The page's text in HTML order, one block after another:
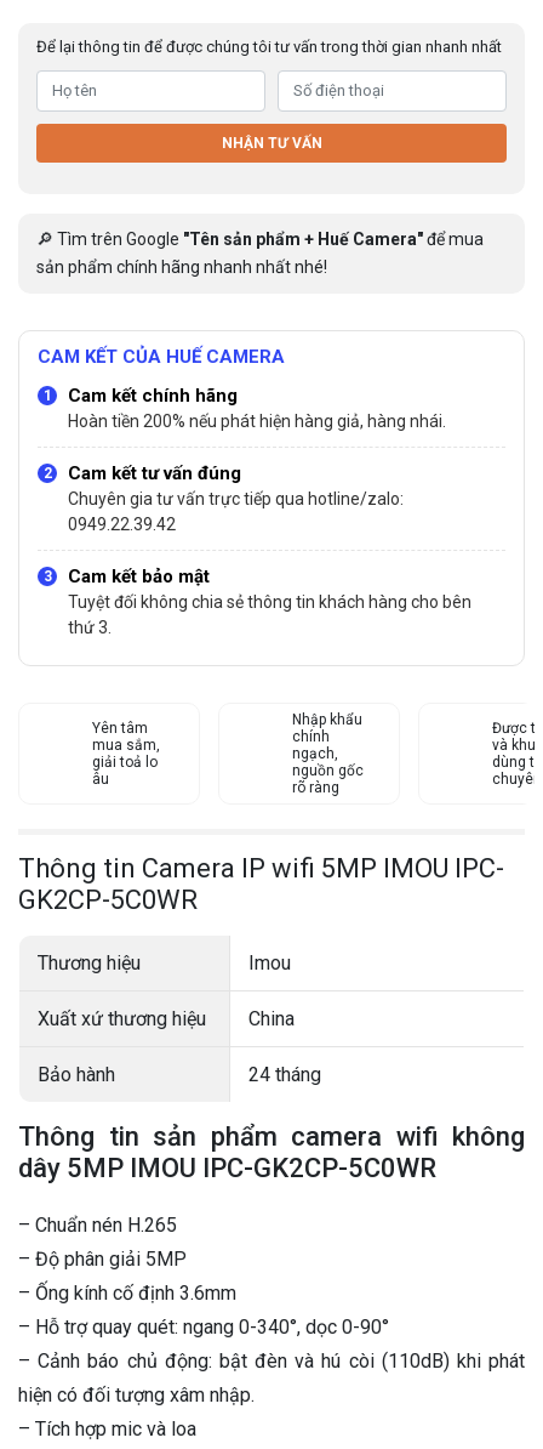
Để lại thông tin để được chúng tôi tư vấn trong thời gian nhanh nhất
NHẬN TƯ VẤN
🔎 Tìm trên Google "Tên sản phẩm + Huế Camera"để mua
sản phẩm chính hãng nhanh nhất nhé!
CAM KẾT CỦA HUẾ CAMERA
Cam kết chính hãng
Hoàn tiền 200% nếu phát hiện hàng giả, hàng nhái.
Cam kết tư vấn đúng
Chuyên gia tư vấn trực tiếp qua hotline/zalo:
0949.22.39.42
Cam kết bảo mật
Tuyệt đối không chia sẻ thông tin khách hàng cho bên
thứ 3.
Yên tâm
mua sắm,
giải toả lo
âu
Nhập khẩu
chính
ngạch,
nguồn gốc
rõ ràng
Được
và
dùng từ
Thông tin Camera IP wifi 5MP IMOU IPC-
GK2CP-5C0WR
Thương hiệu Imou
Xuất xứ thương hiệu China
Bảo hành 24 tháng
Thông tin sản phẩm camera wifi không
dây 5MP IMOU IPC-GK2CP-5C0WR
– Chuẩn nén H.265
– Độ phân giải 5MP
– Ống kính cố định 3.6mm
– Hỗ trợ quay quét: ngang 0-340°, dọc 0-90°
– Cảnh báo chủ động: bật đèn và hú còi (110dB) khi phát
hiện có đối tượng xâm nhập.
– Tích hợp mic và loa